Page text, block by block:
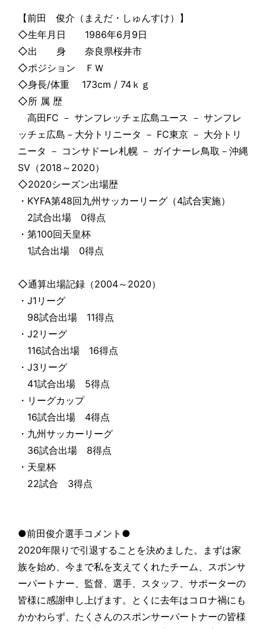
【前田 俊介（まえだ・しゅんすけ）】
◇生年月日 1986年6月9日
◇出 身 奈良県桜井市
◇ポジション ＦＷ
◇身長/体重 173cm / 74ｋｇ
◇所 属 歴
高田FC － サンフレッチェ広島ユース － サンフレ
ッチェ広島－大分トリニータ － FC東京 － 大分トリ
ニータ － コンサドーレ札幌 － ガイナーレ鳥取－沖縄
SV（2018～2020）
◇2020シーズン出場歴
・KYFA第48回九州サッカーリーグ（4試合実施）
2試合出場 0得点
・第100回天皇杯
1試合出場 0得点
◇通算出場記録（2004～2020）
・J1リーグ
98試合出場 11得点
・J2リーグ
116試合出場 16得点
・J3リーグ
41試合出場 5得点
・リーグカップ
16試合出場 4得点
・九州サッカーリーグ
36試合出場 8得点
・天皇杯
22試合 3得点
●前田俊介選手コメント●
2020年限りで引退することを決めました。まずは家
族を始め、今まで私を支えてくれたチーム、スポンサ
ーパートナー、監督、選手、スタッフ、サポーターの
皆様に感謝申し上げます。とくに去年はコロナ禍にも
かかわらず、たくさんのスポンサーパートナーの皆様